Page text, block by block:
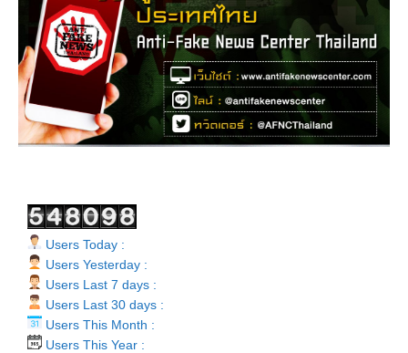
Users Today :
Users Yesterday :
Users Last 7 days :
Users Last 30 days :
Users This Month :
Users This Year :